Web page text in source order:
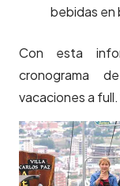
bebidas en
Con esta
cronograma
vacaciones a full.